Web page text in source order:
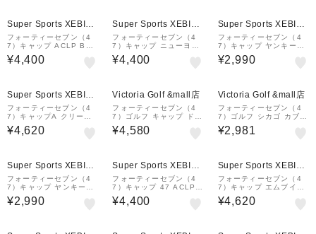
Super Sports XEBIO
&mall店
フォーティーセブン（4
7）キャップ ACLP BMN
IS D17CNSNT 149205
20
¥4,400
Super Sports XEBIO
&mall店
フォーティーセブン（4
7）キャップ ニューヨー
ク・ヤンキース BR CLE
AN UP YANKE 黒 56-6
¥4,400
Super Sports XEBIO
&mall店
フォーティーセブン（4
7）キャップ ヤンキース
クリーンナップ B-RGW
17GWS-MSE
¥2,990
Super Sports XEBIO
&mall店
フォーティーセブン（4
7）キャップA クリーン
ナップ ロサンゼルス・ド
ジャース 2-Tone Clean
¥4,620
Victoria Golf &mall店
フォーティーセブン（4
7）ゴルフ キャップ ドジ
ャース Suburbia B-SU
BRR12BBP-WH
¥4,580
Victoria Golf &mall店
フォーティーセブン（4
7）ゴルフ シカゴ カブス
キャップ クリーンナップ
BCPTN-BSRNR05GWS
¥2,981
Super Sports XEBIO
&mall店
フォーティーセブン（4
7）キャップ ヤンキース
クリーンナップ B-RGW
17GWS-GY
¥2,990
Super Sports XEBIO
&mall店
フォーティーセブン（4
7）キャップ 47 ACLPB
BSRBP12GWSS8 ピン
ク 55-59cm 14920563
¥4,400
Super Sports XEBIO
&mall店
フォーティーセブン（4
7）キャップ エムブイピ
ー ロサンゼルス・ドジャ
ース BRANSON メッシ
¥4,620